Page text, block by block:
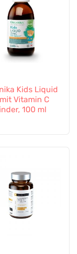
Kids Liquid
Vitamin C
100 ml